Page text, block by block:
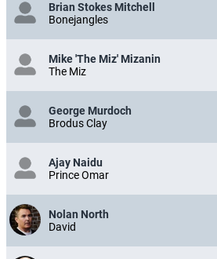
Brian Stokes Mitchell
Bonejangles
Mike 'The Miz' Mizanin
The Miz
George Murdoch
Brodus Clay
Ajay Naidu
Prince Omar
Nolan North
David